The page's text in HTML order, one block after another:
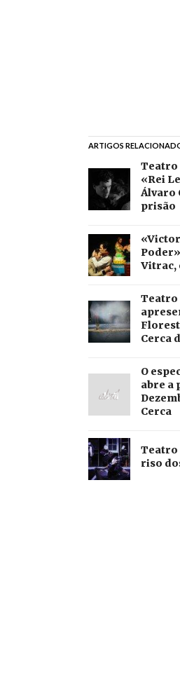
ARTIGOS
Teatro
«Rei
Álvaro
prisão
Vitrac,
Teatro
Cerca
O
abre a
Cerca
Teatro
riso